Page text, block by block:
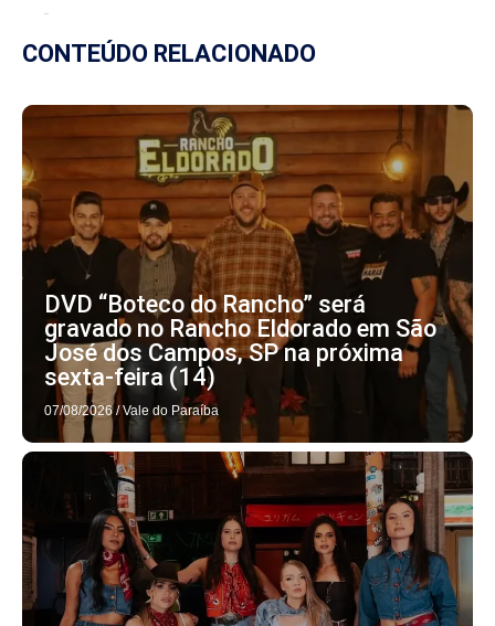
CONTEÚDO RELACIONADO
DVD “Boteco do Rancho” será
gravado no Rancho Eldorado em São
José dos Campos, SP na próxima
sexta-feira (14)
07/08/2026 / Vale do Paraíba